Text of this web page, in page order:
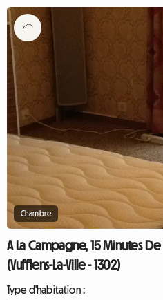
Chambre
A La Campagne, 15 Minutes De
(Vufflens-La-Ville - 1302)
Type d'habitation :